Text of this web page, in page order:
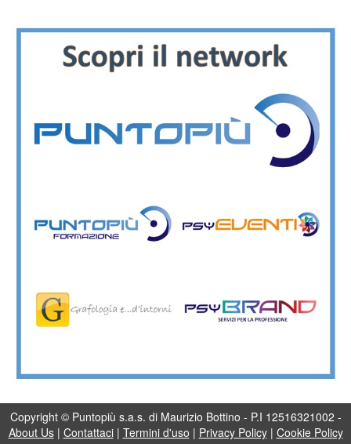
Copyright © Puntopiù s.a.s. di Maurizio Bottino - P.I 12516321002 -
About Us| Contattaci| Termini d'uso | Privacy Policy | Cookie Policy